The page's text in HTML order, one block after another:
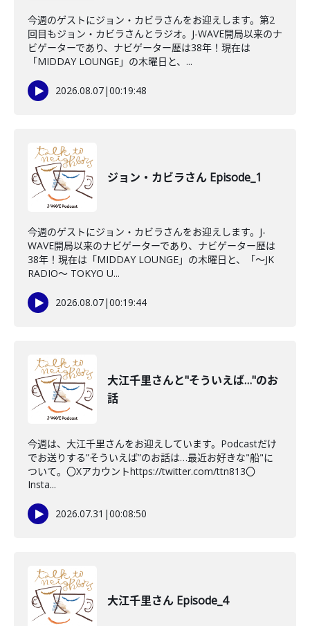
今週のゲストにジョン・カビラさんをお迎えします。第2
回目もジョン・カビラさんとラジオ。J-WAVE開局以来のナ
ビゲーターであり、ナビゲーター歴は38年！現在は
「MIDDAY LOUNGE」の木曜日と、...
2026.08.07|00:19:48
ジョン・カビラさん Episode_1
今週のゲストにジョン・カビラさんをお迎えします。J-
WAVE開局以来のナビゲーターであり、ナビゲーター歴は
38年！現在は「MIDDAY LOUNGE」の木曜日と、「〜JK
RADIO〜 TOKYO U...
2026.08.07|00:19:44
大江千里さんと"そういえば…"のお
話
今週は、大江千里さんをお迎えしています。Podcastだけ
でお送りする”そういえば”のお話は…最近お好きな"船"に
ついて。〇Xアカウントhttps://twitter.com/ttn813〇
Insta...
2026.07.31 |00:08:50
大江千里さん Episode_4